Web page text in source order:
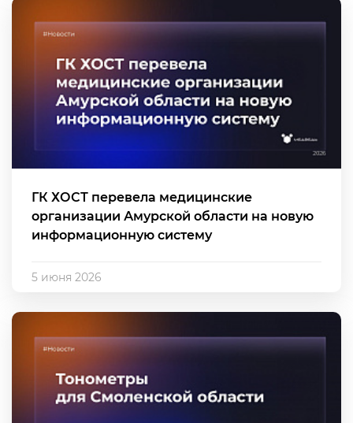
ГК ХОСТ перевела медицинские
организации Амурской области на новую
информационную систему
5 июня 2026